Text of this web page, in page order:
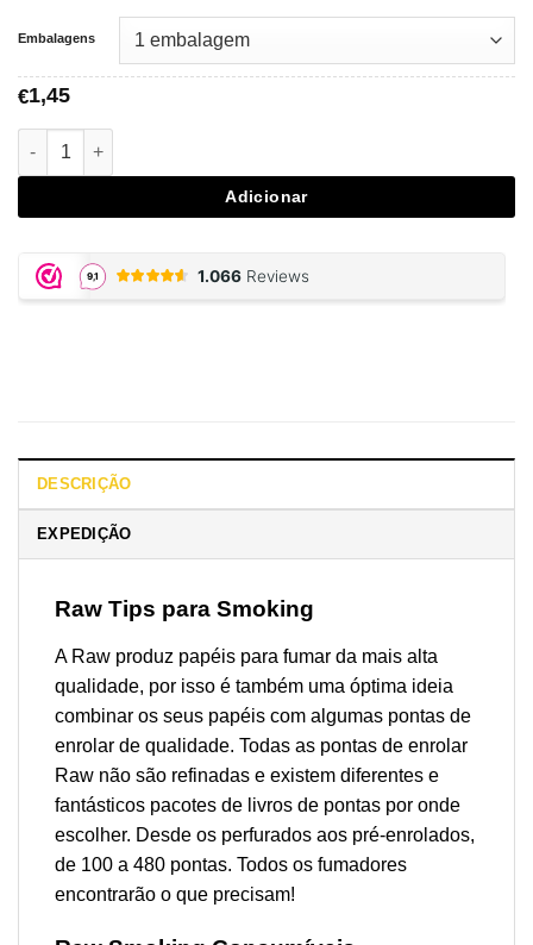
Embalagens
€1,45
Quantidade de Raw Maestro Cone Tips
Adicionar
DESCRIÇÃO
EXPEDIÇÃO
Raw Tips para Smoking
A Raw produz papéis para fumar da mais alta
qualidade, por isso é também uma óptima ideia
combinar os seus papéis com algumas pontas de
enrolar de qualidade. Todas as pontas de enrolar
Raw não são refinadas e existem diferentes e
fantásticos pacotes de livros de pontas por onde
escolher. Desde os perfurados aos pré-enrolados,
de 100 a 480 pontas. Todos os fumadores
encontrarão o que precisam!